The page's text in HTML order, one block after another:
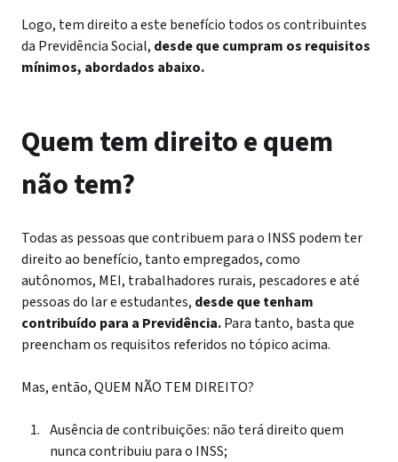
Logo, tem direito a este benefício todos os contribuintes
da Previdência Social, desde que cumpram os requisitos
mínimos, abordados abaixo.
Quem tem direito e quem
não tem?
Todas as pessoas que contribuem para o INSS podem ter
direito ao benefício, tanto empregados, como
autônomos, MEI, trabalhadores rurais, pescadores e até
pessoas do lar e estudantes, desde que tenham
contribuído para a Previdência.Para tanto, basta que
preencham os requisitos referidos no tópico acima.
Mas, então, QUEM NÃO TEM DIREITO?
Ausência de contribuições: não terá direito quem
nunca contribuiu para o INSS;